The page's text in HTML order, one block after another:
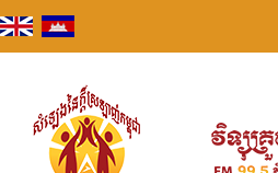
to
content